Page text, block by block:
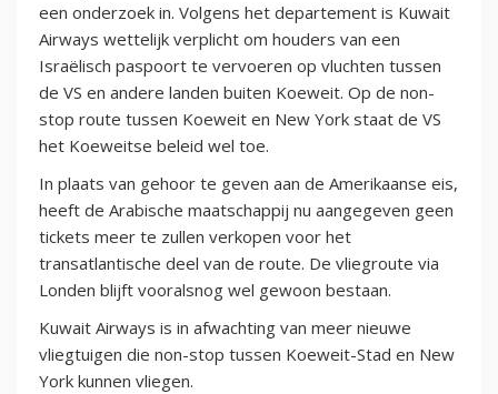
een onderzoek in. Volgens het departement is Kuwait
Airways wettelijk verplicht om houders van een
Israëlisch paspoort te vervoeren op vluchten tussen
de VS en andere landen buiten Koeweit. Op de non-
stop route tussen Koeweit en New York staat de VS
het Koeweitse beleid wel toe.
In plaats van gehoor te geven aan de Amerikaanse eis,
heeft de Arabische maatschappij nu aangegeven geen
tickets meer te zullen verkopen voor het
transatlantische deel van de route. De vliegroute via
Londen blijft vooralsnog wel gewoon bestaan.
Kuwait Airways is in afwachting van meer nieuwe
vliegtuigen die non-stop tussen Koeweit-Stad en New
York kunnen vliegen.